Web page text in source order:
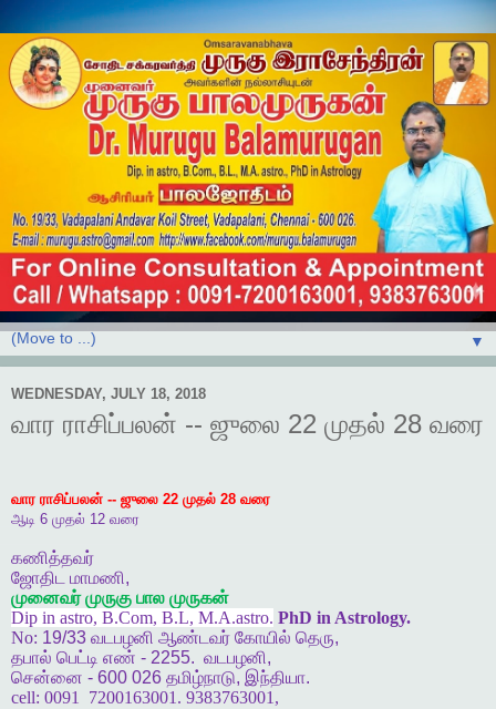
▼
WEDNESDAY, JULY 18, 2018
வார ராசிப்பலன் -- ஜுலை 22 முதல் 28 வரை
வார ராசிப்பலன் -- ஜுலை 22 முதல் 28 வரை
ஆடி 6 முதல் 12 வரை
கணித்தவர்
ஜோதிட
மாமணி,
முனைவர் முருகு பால முருகன்
Dip in astro, B.Com, B.L, M.A.astro. PhD in Astrology.
No: 19/33 வடபழனி ஆண்டவர் கோயில் தெரு,
தபால் பெட்டி எண் - 2255. வடபழனி,
சென்னை - 600 026 தமிழ்நாடு, இந்தியா.
cell: 0091 7200163001. 9383763001,